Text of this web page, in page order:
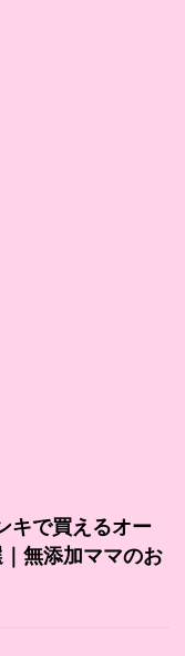
キで買えるオー
無添加ママのお